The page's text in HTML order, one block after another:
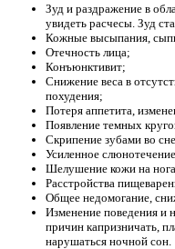
Зуд и раздражение в
увидеть расчесы. Зуд
Кожные высыпания,
Отечность лица;
Конъюнктивит;
Снижение веса в
похудения;
Потеря аппетита,
Появление темных
Скрипение зубами во
Усиленное
Шелушение кожи на
Расстройства
Общее недомогание,
Изменение поведения и
причин капризничать,
нарушаться ночной сон.